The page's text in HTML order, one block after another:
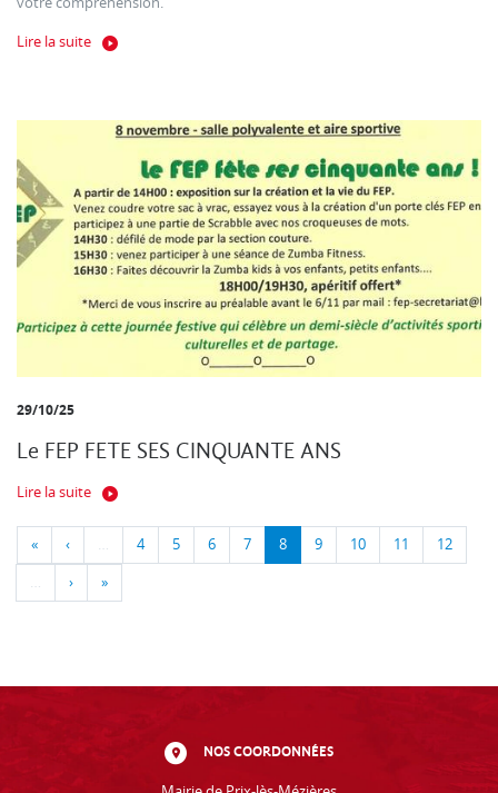
Lire la suite
29/10/25
Le FEP FETE SES CINQUANTE ANS
Lire la suite
« ‹ … 4 5 6 7 8 9 10 11 12
… › »
NOS COORDONNÉES